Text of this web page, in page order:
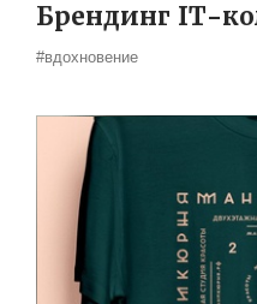
Брендинг IT-
#вдохновение